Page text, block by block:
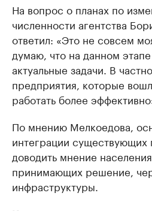
На вопрос о планах по
численности агентства
ответил: «Это не совсем
думаю, что на данном
актуальные задачи. В
предприятия, которые
работать более
По мнению Мелкоедова,
интеграции существующих
доводить мнение
принимающих решение,
инфраструктуры.